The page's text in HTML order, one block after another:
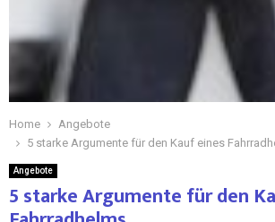
Home
Angebote
5 starke Argumente für den Kauf eines
Angebote
5 starke Argumente für den